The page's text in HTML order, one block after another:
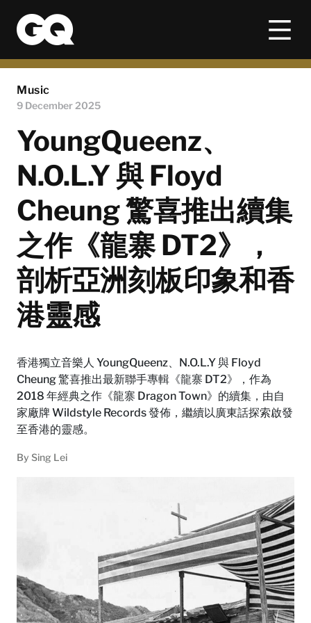
Music
9 December 2025
YoungQueenz、
N.O.L.Y 與 Floyd
Cheung 驚喜推出續集
之作《龍寨 DT2》，
剖析亞洲刻板印象和香
港靈感
香港獨立音樂人 YoungQueenz、N.O.L.Y 與 Floyd
Cheung 驚喜推出最新聯手專輯《龍寨 DT2》，作為
2018 年經典之作《龍寨 Dragon Town》的續集，由自
家廠牌 Wildstyle Records 發佈，繼續以廣東話探索啟發
至香港的靈感。
By Sing Lei